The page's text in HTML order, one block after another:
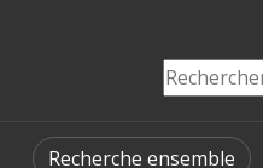
Recherche ensemble